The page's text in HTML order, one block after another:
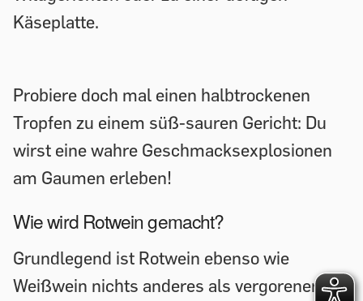
Käseplatte.
Probiere doch mal einen halbtrockenen
Tropfen zu einem süß-sauren Gericht: Du
wirst eine wahre Geschmacksexplosionen
am Gaumen erleben!
Wie wird Rotwein gemacht?
Grundlegend ist Rotwein ebenso wie
Weißwein nichts anderes als vergorener